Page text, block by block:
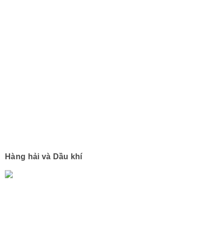
Hàng hải và Dầu khí